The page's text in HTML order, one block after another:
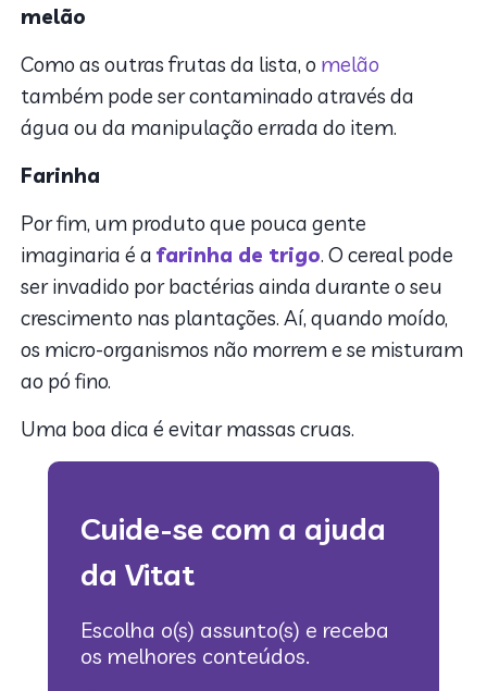
melão
Como as outras frutas da lista, o melão
também pode ser contaminado através da
água ou da manipulação errada do item.
Farinha
Por fim, um produto que pouca gente
imaginaria é afarinha de trigo. O cereal pode
ser invadido por bactérias ainda durante o seu
crescimento nas plantações. Aí, quando moído,
os micro-organismos não morrem e se misturam
ao pó fino.
Uma boa dica é evitar massas cruas.